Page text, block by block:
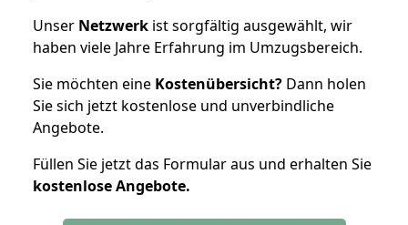
Unser Netzwerk ist sorgfältig ausgewählt, wir
haben viele Jahre Erfahrung im Umzugsbereich.
Sie möchten eine Kostenübersicht? Dann holen
Sie sich jetzt kostenlose und unverbindliche
Angebote.
Füllen Sie jetzt das Formular aus und erhalten Sie
kostenloseAngebote.